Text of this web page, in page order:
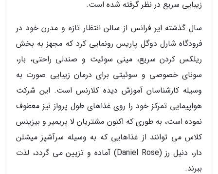
زیبایی سریع در نظر گرفته شده است.
سال گذشته ایر فرانس از سالن انتظار تازه و مدرن خود در
فرودگاه شارل دوگل پاریس رونمایی کرد که مجهز به بخش
ریلکس کردن سریع، مینی سوئیت و صندلی راحتی، بار،
سونای خصوصی و سوئیتی برای درمان زیبایی صورت به
وسیله کارشناسان آموزش دیده کلارنس است. این شرکت
هواپیمایی تمرکز خود را روی غذاهای طول پرواز نیز معطوف
نموده است، به طوری که اکنون مشتریان لا پریمیر و بیزینس
کلاس می توانند از غذاهایی که به وسیله سرآشپز میشلن
دار، دنیل رز (Daniel Rose) آماده و تزیین می گردد، لذت
ببرند.